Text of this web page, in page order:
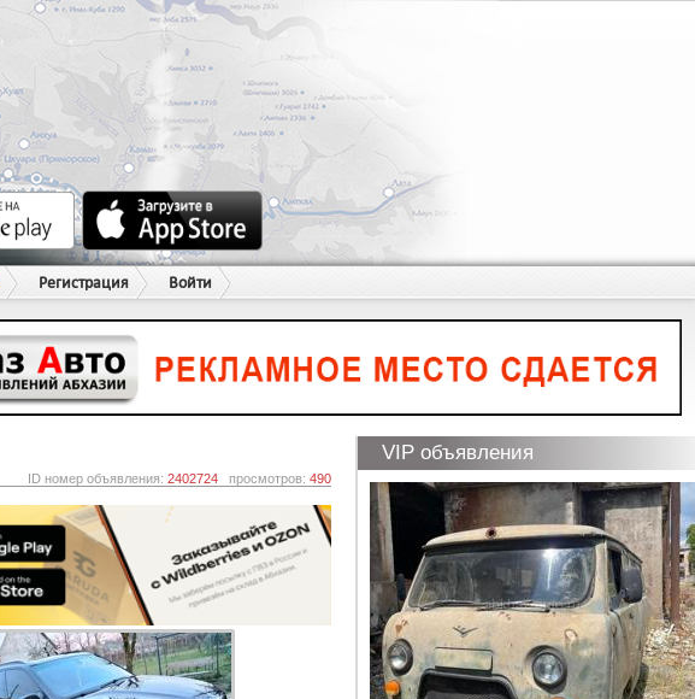
Регистрация Войти
ID номер объявления: 2402724 просмотров: 490
VIP объявления